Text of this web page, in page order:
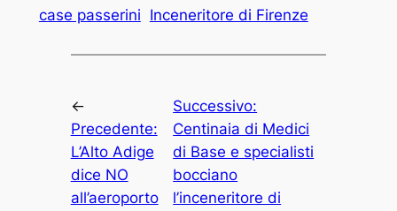
case passerini Inceneritore di Firenze
←
Precedente:
L’Alto Adige
dice NO
all’aeroporto
Successivo:
Centinaia di Medici
di Base e specialisti
bocciano
l’inceneritore di